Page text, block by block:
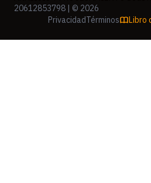
20612853798 | © 2026
PrivacidadTérminos Libro